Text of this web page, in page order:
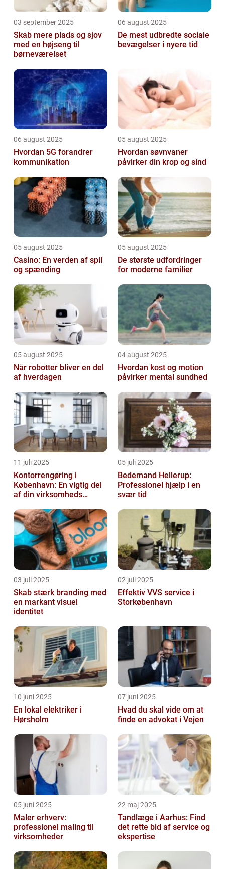
03 september 2025
Skab mere plads og sjov
med en højseng til
børneværelset
06 august 2025
De mest udbredte sociale
bevægelser i nyere tid
06 august 2025
Hvordan 5G forandrer
kommunikation
05 august 2025
Hvordan søvnvaner
påvirker din krop og sind
05 august 2025
Casino: En verden af spil
og spænding
05 august 2025
De største udfordringer
for moderne familier
05 august 2025
Når robotter bliver en del
af hverdagen
04 august 2025
Hvordan kost og motion
påvirker mental sundhed
11 juli 2025
Kontorrengøring i
København: En vigtig del
af din virksomheds
05 juli 2025
Bedemand Hellerup:
Professionel hjælp i en
svær tid
03 juli 2025
Skab stærk branding med
en markant visuel
identitet
02 juli 2025
Effektiv VVS service i
Storkøbenhavn
10 juni 2025
En lokal elektriker i
Hørsholm
07 juni 2025
Hvad du skal vide om at
finde en advokat i Vejen
05 juni 2025
Maler erhverv:
professionel maling til
virksomheder
22 maj 2025
Tandlæge i Aarhus: Find
det rette bid af service og
ekspertise